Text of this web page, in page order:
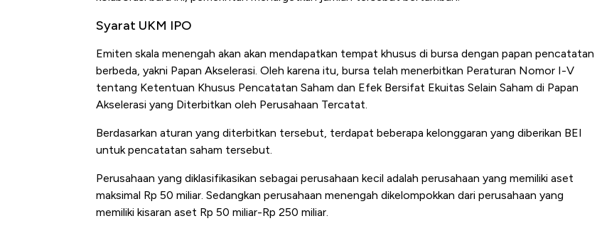
Syarat UKM IPO
Emiten skala menengah akan akan mendapatkan tempat khusus di bursa dengan papan pencatatan
berbeda, yakni Papan Akselerasi. Oleh karena itu, bursa telah menerbitkan Peraturan Nomor I-V
tentang Ketentuan Khusus Pencatatan Saham dan Efek Bersifat Ekuitas Selain Saham di Papan
Akselerasi yang Diterbitkan oleh Perusahaan Tercatat.
Berdasarkan aturan yang diterbitkan tersebut, terdapat beberapa kelonggaran yang diberikan BEI
untuk pencatatan saham tersebut.
Perusahaan yang diklasifikasikan sebagai perusahaan kecil adalah perusahaan yang memiliki aset
maksimal Rp 50 miliar. Sedangkan perusahaan menengah dikelompokkan dari perusahaan yang
memiliki kisaran aset Rp 50 miliar-Rp 250 miliar.